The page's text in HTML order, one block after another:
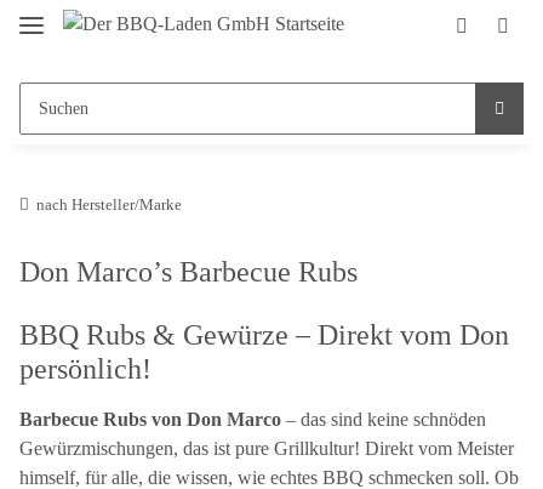
nach Hersteller/Marke
Don Marco’s Barbecue Rubs
BBQ Rubs & Gewürze – Direkt vom Don
persönlich!
Barbecue Rubs von Don Marco – das sind keine schnöden
Gewürzmischungen, das ist pure Grillkultur! Direkt vom Meister
himself, für alle, die wissen, wie echtes BBQ schmecken soll. Ob